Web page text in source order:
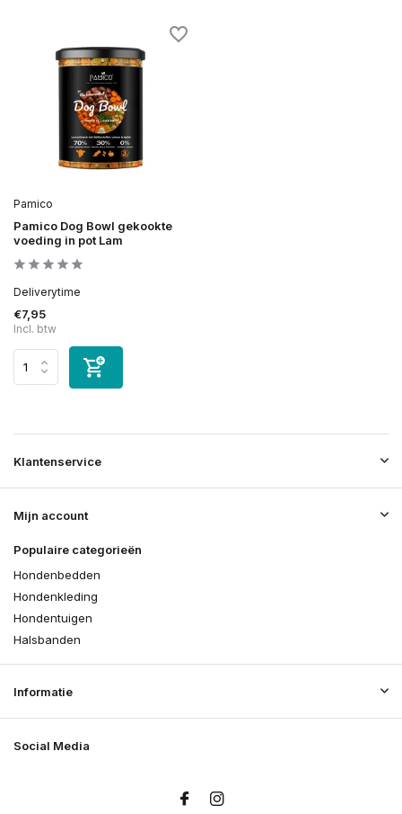
Pamico
Pamico Dog Bowl gekookte
voeding in pot Lam
Deliverytime
€7,95
Incl. btw
Klantenservice
Mijn account
Populaire categorieën
Hondenbedden
Hondenkleding
Hondentuigen
Halsbanden
Informatie
Social Media